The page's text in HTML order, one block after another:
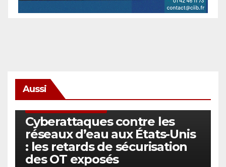
Aussi
Cyberattaques contre les
réseaux d’eau aux États-Unis
: les retards de sécurisation
des OT exposés